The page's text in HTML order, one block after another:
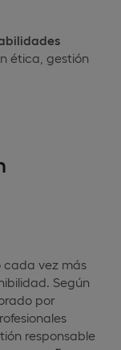
ética, gestión
cada vez más
Según
por
responsable